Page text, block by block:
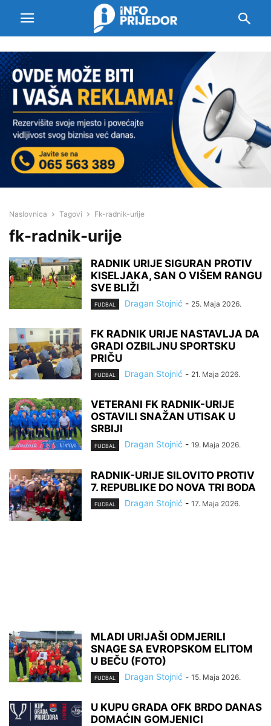
Naslovnica Tagovi Fk-radnik-urije
fk-radnik-urije
RADNIK URIJE SIGURAN PROTIV
KISELJAKA, SAN O VIŠEM RANGU
SVE BLIŽI
FUDBAL Dragan Stojnić - 25. Maja 2026.
FK RADNIK URIJE NASTAVLJA DA
GRADI OZBILJNU SPORTSKU
PRIČU
FUDBAL Dragan Stojnić - 21. Maja 2026.
VETERANI FK RADNIK-URIJE
OSTAVILI SNAŽAN UTISAK U
SRBIJI
FUDBAL Dragan Stojnić - 19. Maja 2026.
RADNIK-URIJE SILOVITO PROTIV
7. REPUBLIKE DO NOVA TRI BODA
FUDBAL Dragan Stojnić - 17. Maja 2026.
MLADI URIJAŠI ODMJERILI
SNAGE SA EVROPSKOM ELITOM
U BEČU (FOTO)
FUDBAL Dragan Stojnić - 15. Maja 2026.
U KUPU GRADA OFK BRDO DANAS
DOMAĆIN GOMJENICI